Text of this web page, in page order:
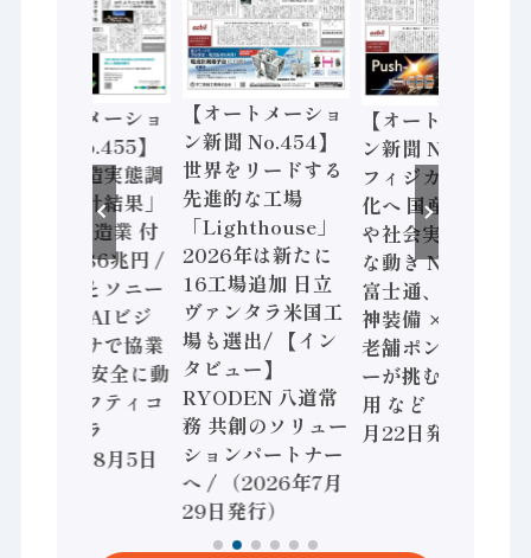
【オートメーショ
ン新聞 No.455】
「経済構造実態調
査二次集計結果」
2024年製造業 付
加価値額86兆円 /
三菱電機とソニー
セミコン AIビジ
ョンセンサで協業
/ IDEC、安全に動
かすセーフティコ
ントローラ
（2026年8月5日
【オートメーショ
ン新聞 No.454】
世界をリードする
先進的な工場
「Lighthouse」
2026年は新たに
16工場追加 日立
ヴァンタラ米国工
場も選出/ 【イン
タビュー】
RYODEN 八道常
務 共創のソリュー
ションパートナー
へ / （2026年7月
29日発行）
【オートメーショ
ン新聞 No.453】
フィジカルAI本格
化へ 国産AI開発
や社会実装に活発
な動き Noetra、
富士通、日立 / 兵
神装備 × HMS、
老舗ポンプメーカ
ーが挑むデータ活
用 など（2026年7
月22日発行）